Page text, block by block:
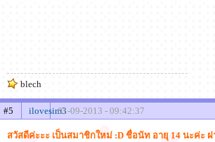
blech
#5 ilovesim301-09-2013 - 09:42:37
สวัสดีค่ะะะ เป็นสมาชิกใหม่ :D ชื่อนัท อายุ 14 นะค่ะ